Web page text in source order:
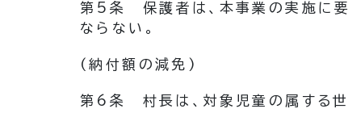
第5条 保護者は、本事業の実施に要
ならない。
(納付額の減免)
第6条 村長は、対象児童の属する